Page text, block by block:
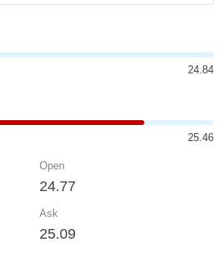
24.84
25.46
Open
24.77
Ask
25.09